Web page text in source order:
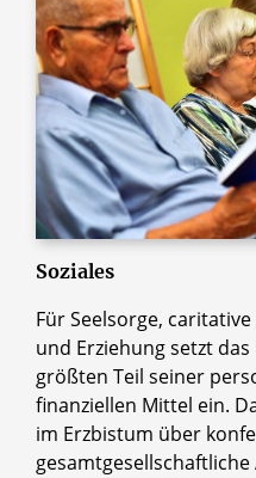
Soziales
Für Seelsorge,
und Erziehung setzt
größten Teil seiner
finanziellen Mittel ein.
im Erzbistum über
gesamtgesellschaftliche